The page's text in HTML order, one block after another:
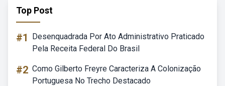
Top Post
#1
Desenquadrada Por Ato Administrativo Praticado
Pela Receita Federal Do Brasil
#2 Como Gilberto Freyre Caracteriza A Colonização
Portuguesa No Trecho Destacado